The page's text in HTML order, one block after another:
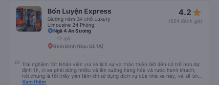
Bốn Luyện Express
Giường nằm 34 chỗ Luxury
Limousine 24 Phòng
4.2 star_rate
(554 đánh giá)
Ngã 4 An Sương
12 giờ
Bình Định (Dọc QL1A)
Trải nghiệm tốt Nhân viên vui vẻ lịch sự và thân thiện Giờ đến có trễ hơn dự
định 1h, vì xe phải dừng nhiều và lên xuống hàng hóa và rước hành khách,
nói chung là tối thấy yên tâm khi sử dụng dịch vụ của nhà xe này, và sẽ ủng
hộ và giới thiệu cho người thân sử dụng dịch vụ của nhà xe này
Xem thêm